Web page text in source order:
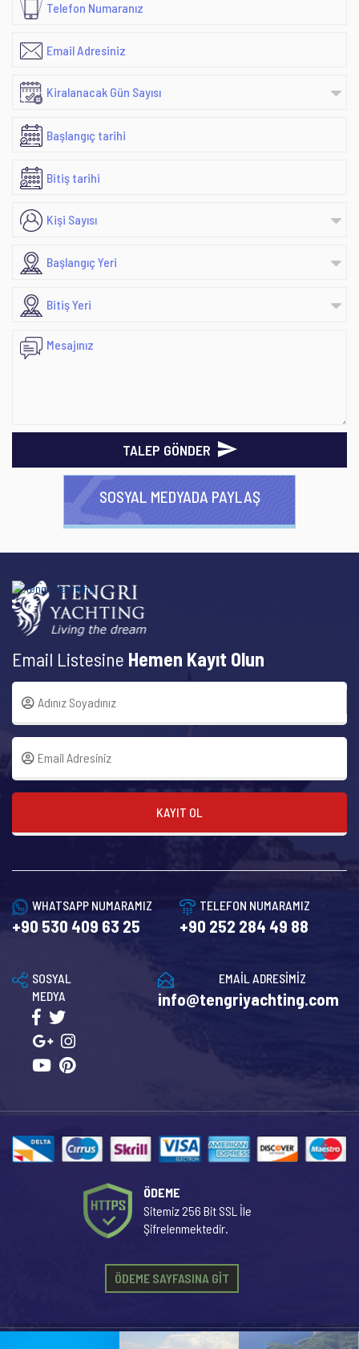
TALEP GÖNDER
SOSYAL MEDYADA PAYLAŞ
Email Listesine Hemen Kayıt Olun
KAYIT OL
WHATSAPP NUMARAMIZ
+90 530 409 63 25
TELEFON NUMARAMIZ
+90 252 284 49 88
EMAİL ADRESİMİZ
info@tengriyachting.com
SOSYAL
MEDYA
ÖDEME
Sitemiz 256 Bit SSL İle
Şifrelenmektedir.
ÖDEME SAYFASINA GİT